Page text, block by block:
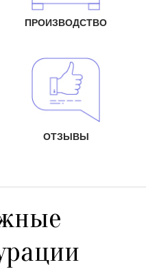
ПРОИЗВОДСТВО
ОТЗЫВЫ